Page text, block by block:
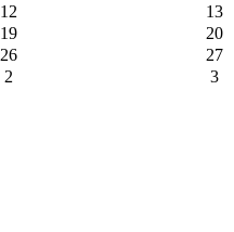
12 13
19 20
26 27
2 3